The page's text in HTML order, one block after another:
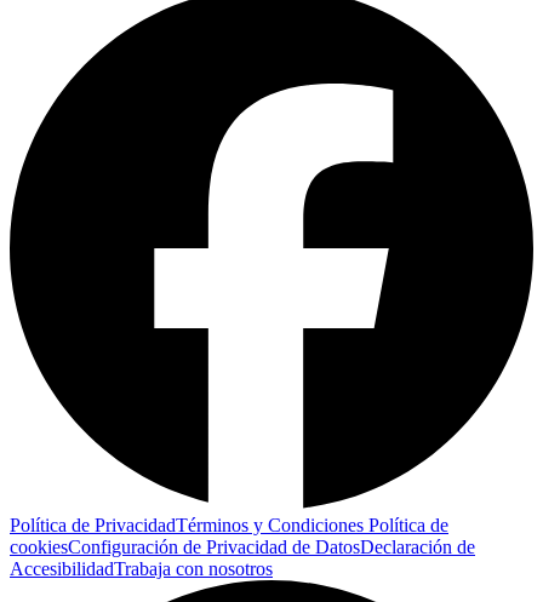
Política de PrivacidadTérminos y Condiciones Política de
cookiesConfiguración de Privacidad de DatosDeclaración de
AccesibilidadTrabaja con nosotros